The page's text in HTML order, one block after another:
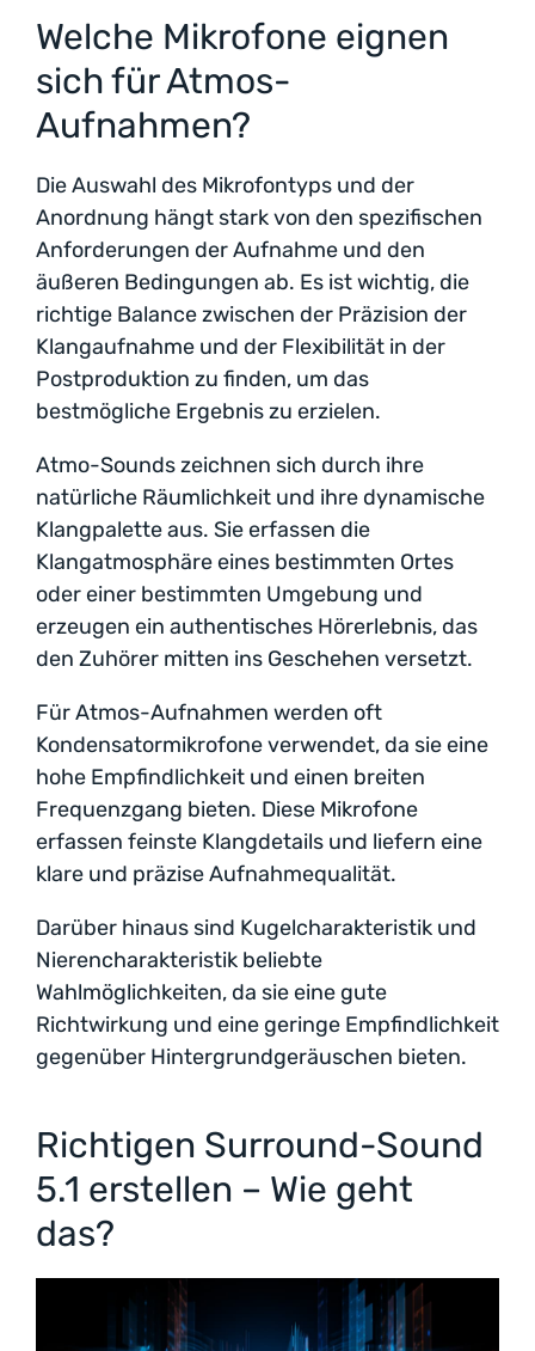
Welche Mikrofone eignen
sich für Atmos-
Aufnahmen?
Die Auswahl des Mikrofontyps und der
Anordnung hängt stark von den spezifischen
Anforderungen der Aufnahme und den
äußeren Bedingungen ab. Es ist wichtig, die
richtige Balance zwischen der Präzision der
Klangaufnahme und der Flexibilität in der
Postproduktion zu finden, um das
bestmögliche Ergebnis zu erzielen.
Atmo-Sounds zeichnen sich durch ihre
natürliche Räumlichkeit und ihre dynamische
Klangpalette aus. Sie erfassen die
Klangatmosphäre eines bestimmten Ortes
oder einer bestimmten Umgebung und
erzeugen ein authentisches Hörerlebnis, das
den Zuhörer mitten ins Geschehen versetzt.
Für Atmos-Aufnahmen werden oft
Kondensatormikrofone verwendet, da sie eine
hohe Empfindlichkeit und einen breiten
Frequenzgang bieten. Diese Mikrofone
erfassen feinste Klangdetails und liefern eine
klare und präzise Aufnahmequalität.
Darüber hinaus sind Kugelcharakteristik und
Nierencharakteristik beliebte
Wahlmöglichkeiten, da sie eine gute
Richtwirkung und eine geringe Empfindlichkeit
gegenüber Hintergrundgeräuschen bieten.
Richtigen Surround-Sound
5.1 erstellen – Wie geht
das?